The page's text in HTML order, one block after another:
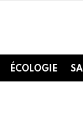
ÉCOLOGIE